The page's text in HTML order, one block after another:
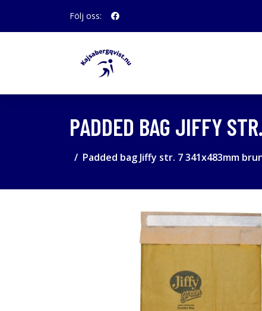
Följ oss:
PADDED BAG JIFFY
Padded bag Jiffy str. 7 341x483mm